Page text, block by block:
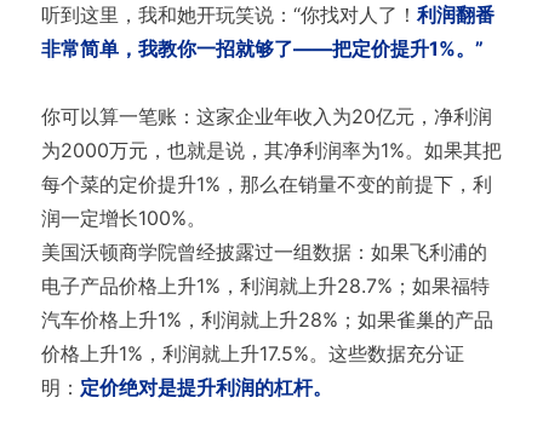
听到这里，我和她开玩笑说：“你找对人了！ 利润翻番
非常简单，我教你一招就够了——把定价提升1%。”
你可以算一笔账：这家企业年收入为20亿元，净利润
为2000万元，也就是说，其净利润率为1%。如果其把
每个菜的定价提升1%，那么在销量不变的前提下，利
润一定增长100%。
美国沃顿商学院曾经披露过一组数据：如果飞利浦的
电子产品价格上升1%，利润就上升28.7%；如果福特
汽车价格上升1%，利润就上升28%；如果雀巢的产品
价格上升1%，利润就上升17.5%。这些数据充分证
明： 定价绝对是提升利润的杠杆。